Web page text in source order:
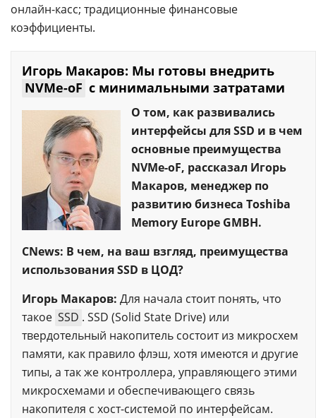
онлайн-касс; традиционные финансовые
коэффициенты.
Игорь Макаров: Мы готовы внедрить
NVMe-oF с минимальными затратами
О том, как развивались
интерфейсы для SSD и в чем
основные преимущества
NVMe-oF, рассказал Игорь
Макаров, менеджер по
развитию бизнеса Toshiba
Memory Europe GMBH.
CNews: В чем, на ваш взгляд, преимущества
использования SSD в ЦОД?
Игорь Макаров: Для начала стоит понять, что
такое SSD . SSD (Solid State Drive) или
твердотельный накопитель состоит из микросхем
памяти, как правило флэш, хотя имеются и другие
типы, а так же контроллера, управляющего этими
микросхемами и обеспечивающего связь
накопителя с хост-системой по интерфейсам.